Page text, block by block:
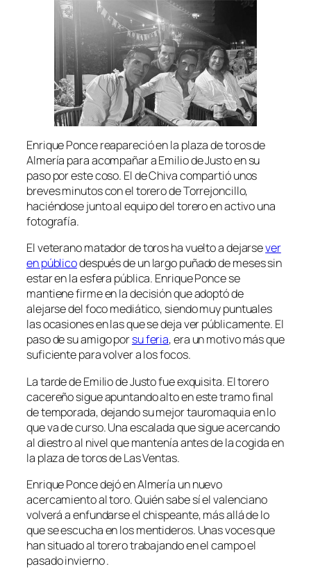
Enrique Ponce reapareció en la plaza de toros de
Almería para acompañar a Emilio de Justo en su
paso por este coso. El de Chiva compartió unos
breves minutos con el torero de Torrejoncillo,
haciéndose junto al equipo del torero en activo una
fotografía.
El veterano matador de toros ha vuelto a dejarsever
en públicodespués de un largo puñado de meses sin
estar en la esfera pública. Enrique Ponce se
mantiene firme en la decisión que adoptó de
alejarse del foco mediático, siendo muy puntuales
las ocasiones en las que se deja ver públicamente. El
paso de su amigo porsu feria, era un motivo más que
suficiente para volver a los focos.
La tarde de Emilio de Justo fue exquisita. El torero
cacereño sigue apuntando alto en este tramo final
de temporada, dejando su mejor tauromaquia en lo
que va de curso. Una escalada que sigue acercando
al diestro al nivel que mantenía antes de la cogida en
la plaza de toros de Las Ventas.
Enrique Ponce dejó en Almería un nuevo
acercamiento al toro. Quién sabe sí el valenciano
volverá a enfundarse el chispeante, más allá de lo
que se escucha en los mentideros. Unas voces que
han situado al torero trabajando en el campo el
pasado invierno .